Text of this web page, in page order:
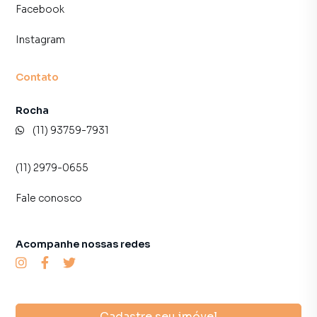
Facebook
Instagram
Contato
Rocha
(11) 93759-7931
(11) 2979-0655
Fale conosco
Acompanhe nossas redes